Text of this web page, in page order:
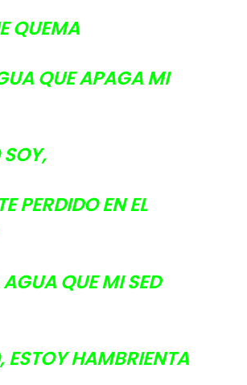
QUEMA
QUE APAGA MI
PERDIDO EN EL
AGUA QUE MI SED
ESTOY HAMBRIENTA